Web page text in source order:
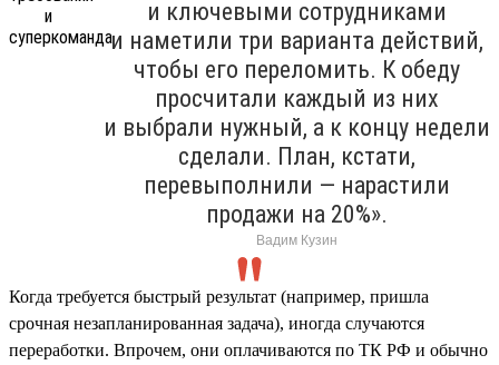
и ключевыми сотрудниками
и наметили три варианта действий,
чтобы его переломить. К обеду
просчитали каждый из них
и выбрали нужный, а к концу недели
сделали. План, кстати,
перевыполнили — нарастили
продажи на 20%».
Вадим Кузин
Когда требуется быстрый результат (например, пришла
срочная незапланированная задача), иногда случаются
переработки. Впрочем, они оплачиваются по ТК РФ и обычно